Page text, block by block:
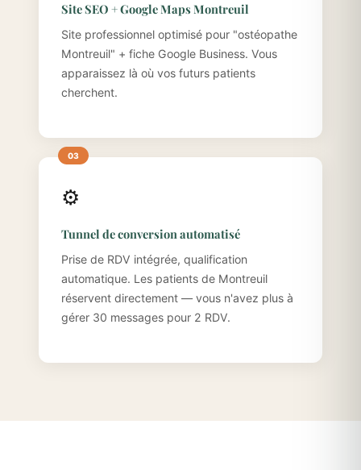
Site SEO + Google Maps Montreuil
Site professionnel optimisé pour "ostéopathe
Montreuil" + fiche Google Business. Vous
apparaissez là où vos futurs patients
cherchent.
⚙️
Tunnel de conversion automatisé
Prise de RDV intégrée, qualification
automatique. Les patients de Montreuil
réservent directement — vous n'avez plus à
gérer 30 messages pour 2 RDV.